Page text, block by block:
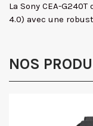
La Sony CEA-
4.0) avec une
NOS